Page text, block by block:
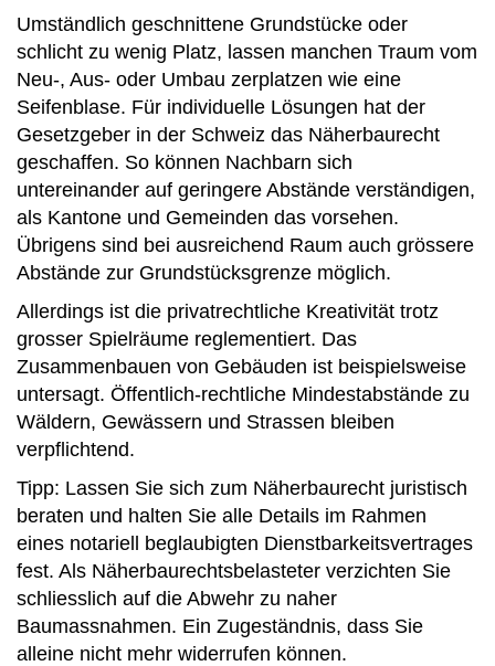
Umständlich geschnittene Grundstücke oder
schlicht zu wenig Platz, lassen manchen Traum vom
Neu-, Aus- oder Umbau zerplatzen wie eine
Seifenblase. Für individuelle Lösungen hat der
Gesetzgeber in der Schweiz das Näherbaurecht
geschaffen. So können Nachbarn sich
untereinander auf geringere Abstände verständigen,
als Kantone und Gemeinden das vorsehen.
Übrigens sind bei ausreichend Raum auch grössere
Abstände zur Grundstücksgrenze möglich.
Allerdings ist die privatrechtliche Kreativität trotz
grosser Spielräume reglementiert. Das
Zusammenbauen von Gebäuden ist beispielsweise
untersagt. Öffentlich-rechtliche Mindestabstände zu
Wäldern, Gewässern und Strassen bleiben
verpflichtend.
Tipp: Lassen Sie sich zum Näherbaurecht juristisch
beraten und halten Sie alle Details im Rahmen
eines notariell beglaubigten Dienstbarkeitsvertrages
fest. Als Näherbaurechtsbelasteter verzichten Sie
schliesslich auf die Abwehr zu naher
Baumassnahmen. Ein Zugeständnis, dass Sie
alleine nicht mehr widerrufen können.